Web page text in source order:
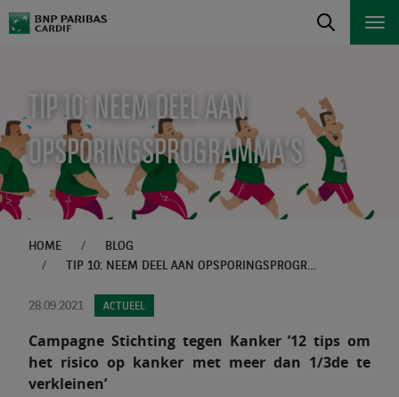
TIP 10: NEEM DEEL AAN
OPSPORINGSPROGRAMMA’S
HOME
BLOG
TIP 10: NEEM DEEL AAN OPSPORINGSPROGRAMMA’S
28.09.2021 ACTUEEL
Campagne Stichting tegen Kanker ’12 tips om
het risico op kanker met meer dan 1/3de te
verkleinen’